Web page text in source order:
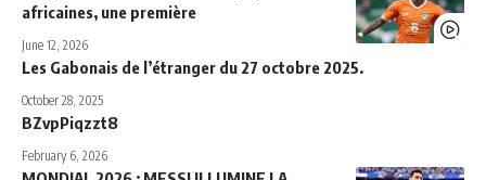
africaines, une première
June 12, 2026
Les Gabonais de l’étranger du 27 octobre 2025.
October 28, 2025
BZvpPiqzzt8
February 6, 2026